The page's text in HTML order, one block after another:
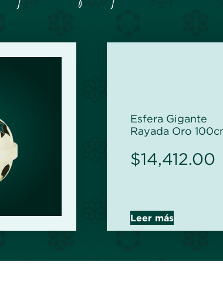
Esfera Gigante
Rayada Oro
$14,412.00
Leer más